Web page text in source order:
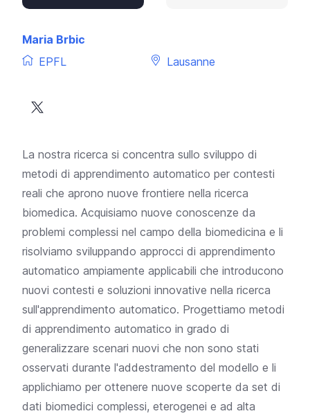
Maria Brbic
EPFL
Lausanne
La nostra ricerca si concentra sullo sviluppo di
metodi di apprendimento automatico per contesti
reali che aprono nuove frontiere nella ricerca
biomedica. Acquisiamo nuove conoscenze da
problemi complessi nel campo della biomedicina e li
risolviamo sviluppando approcci di apprendimento
automatico ampiamente applicabili che introducono
nuovi contesti e soluzioni innovative nella ricerca
sull'apprendimento automatico. Progettiamo metodi
di apprendimento automatico in grado di
generalizzare scenari nuovi che non sono stati
osservati durante l'addestramento del modello e li
applichiamo per ottenere nuove scoperte da set di
dati biomedici complessi, eterogenei e ad alta